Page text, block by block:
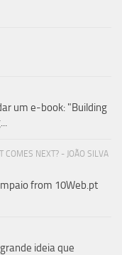
um e-book: "Building
NEXT? - JOÃO SILVA
from 10Web.pt
ideia que